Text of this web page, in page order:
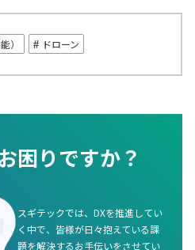
） ドローン
困りですか？
スギテックでは、DXを推進してい
く中で、皆様が日々抱えている課
題を解決するお手伝いをさせてい